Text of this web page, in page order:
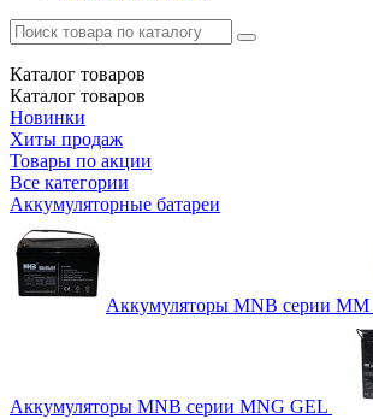
Каталог товаров
Каталог товаров
Новинки
Хиты продаж
Товары по акции
Все категории
Аккумуляторные батареи
Аккумуляторы MNB серии MM
Аккумуляторы MNB серии MNG GEL